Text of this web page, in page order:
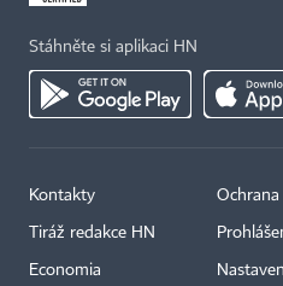
Stáhněte si aplikaci HN
Kontakty
Tiráž redakce HN
Economia